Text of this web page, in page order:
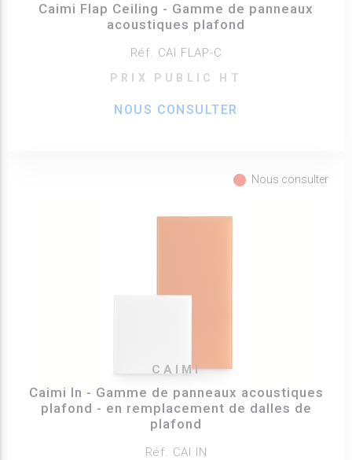
Caimi Flap Ceiling - Gamme de panneaux
acoustiques plafond
Réf. CAI FLAP-C
PRIX PUBLIC HT
NOUS CONSULTER
fiber_manual_record Nous consulter
CAIMI
Caimi In - Gamme de panneaux acoustiques
plafond - en remplacement de dalles de
plafond
Réf. CAI IN